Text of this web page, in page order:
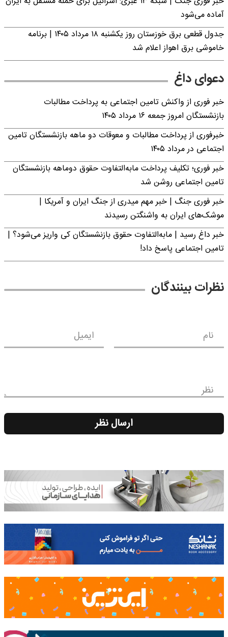
آماده می‌شود
جدول قطعی برق خوزستان روز یکشنبه ۱۸ مرداد ۱۴۰۵ | برنامه
خاموشی برق اهواز اعلام شد
دعوای داغ
خبر فوری از واکنش تامین اجتماعی به پرداخت مطالبات
بازنشستگان امروز جمعه ۱۶ مرداد ۱۴۰۵
خبرفوری از پرداخت مطالبات و معوقات دو ماهه بازنشستگان تامین
اجتماعی در مرداد ۱۴۰۵
خبر فوری؛ تکلیف پرداخت مابه‌التفاوت حقوق دوماهه بازنشستگان
تامین اجتماعی روشن شد
خبر فوری جنگ | خبر مهم میدری از جنگ ایران و آمریکا |
موشک‌های ایران به واشنگتن رسیدند
خبر داغ رسید | مابه‌التفاوت حقوق بازنشستگان کی واریز می‌شود؟ |
تامین اجتماعی پاسخ داد!
نظرات بینندگان
نام ایمیل
نظر
ارسال نظر